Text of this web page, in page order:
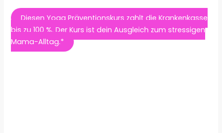
Diesen Yoga Präventionskurs zahlt die Krankenkasse
bis zu 100 %. Der Kurs ist dein Ausgleich zum stressigen
Mama-Alltag.*